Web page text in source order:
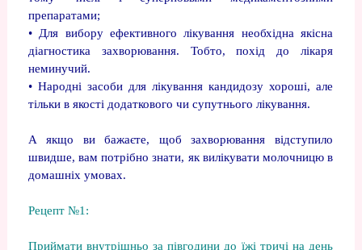
препаратами;
• Для вибору ефективного лікування необхідна якісна
діагностика захворювання. Тобто, похід до лікаря
неминучий.
• Народні засоби для лікування кандидозу хороші, але
тільки в якості додаткового чи супутнього лікування.
А якщо ви бажаєте, щоб захворювання відступило
швидше, вам потрібно знати, як вилікувати молочницю в
домашніх умовах.
Рецепт №1:
Приймати внутрішньо за півгодини до їжі тричі на день